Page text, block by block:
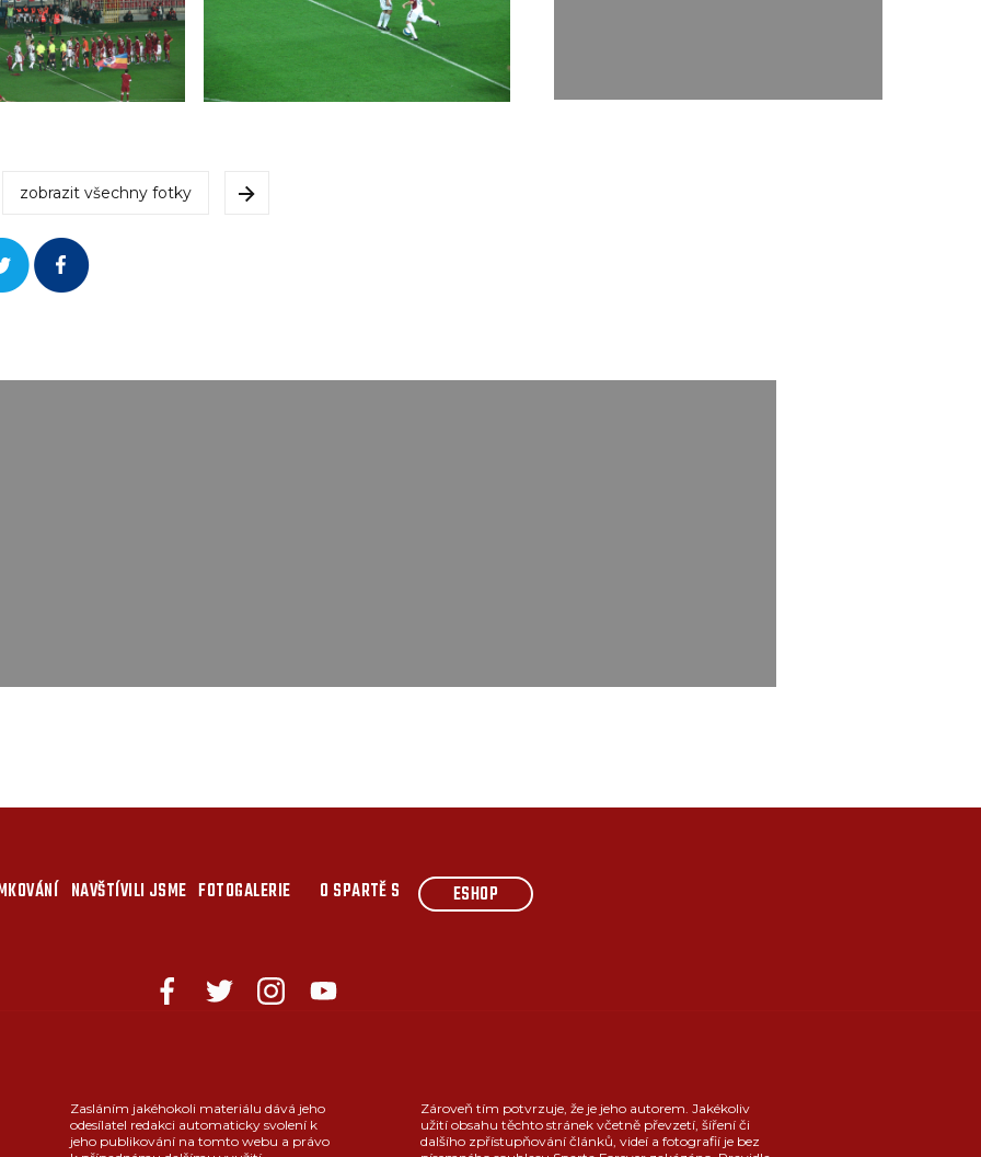
zobrazit všechny fotky
NAVŠTÍVILI JSME FOTOGALERIE O SPARTĚ S ESHOP
Zasláním jakéhokoli materiálu dává jeho
odesílatel redakci automaticky svolení k
jeho publikování na tomto webu a právo
Zároveň tím potvrzuje, že je jeho autorem. Jakékoliv
užití obsahu těchto stránek včetně převzetí, šíření či
dalšího zpřístupňování článků, videí a fotografií je bez